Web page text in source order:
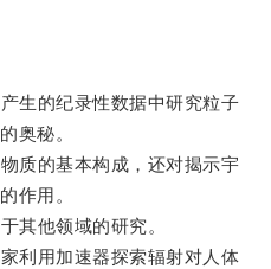
的纪录性数据中研究粒子
奥秘。
的基本构成，还对揭示宇
作用。
他领域的研究。
用加速器探索辐射对人体